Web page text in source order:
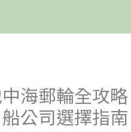
海郵輪全攻
公司選擇指南